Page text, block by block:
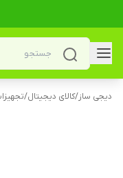
دیجی ساز/کالای دیجیتال/